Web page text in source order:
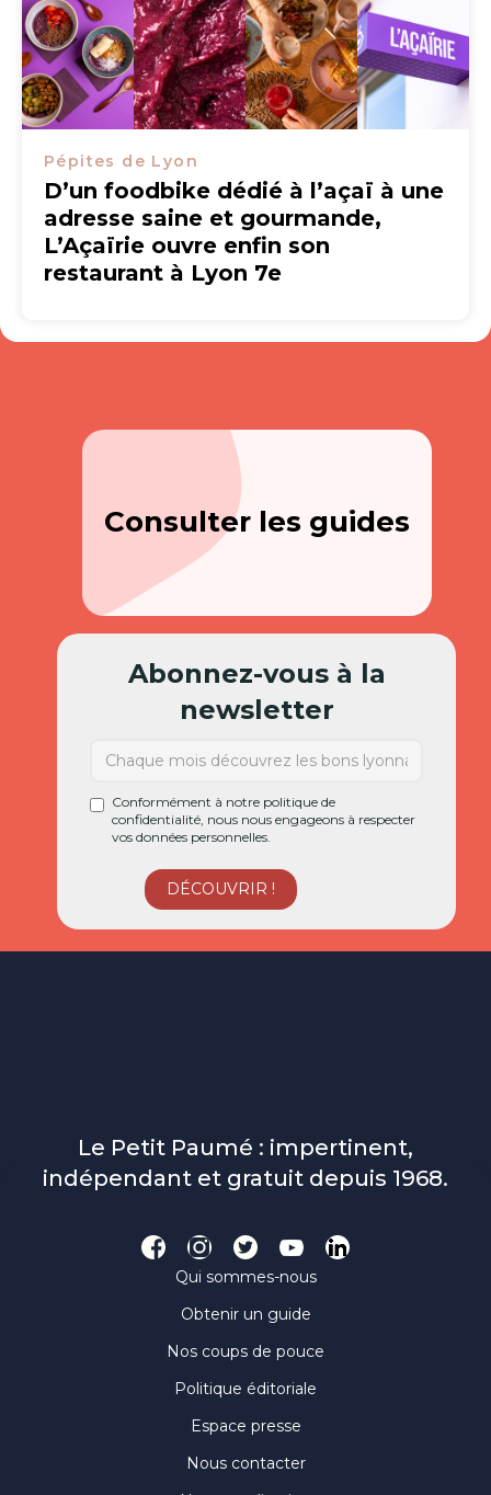
Pépites de Lyon
D’un foodbike dédié à l’açaï à une
adresse saine et gourmande,
L’Açaïrie ouvre enfin son
restaurant à Lyon 7e
Consulter les guides
Abonnez-vous à la
newsletter
Conformément à notre politique de
confidentialité, nous nous engageons à respecter
vos données personnelles.
Le Petit Paumé : impertinent,
indépendant et gratuit depuis 1968.
Qui sommes-nous
Obtenir un guide
Nos coups de pouce
Politique éditoriale
Espace presse
Nous contacter